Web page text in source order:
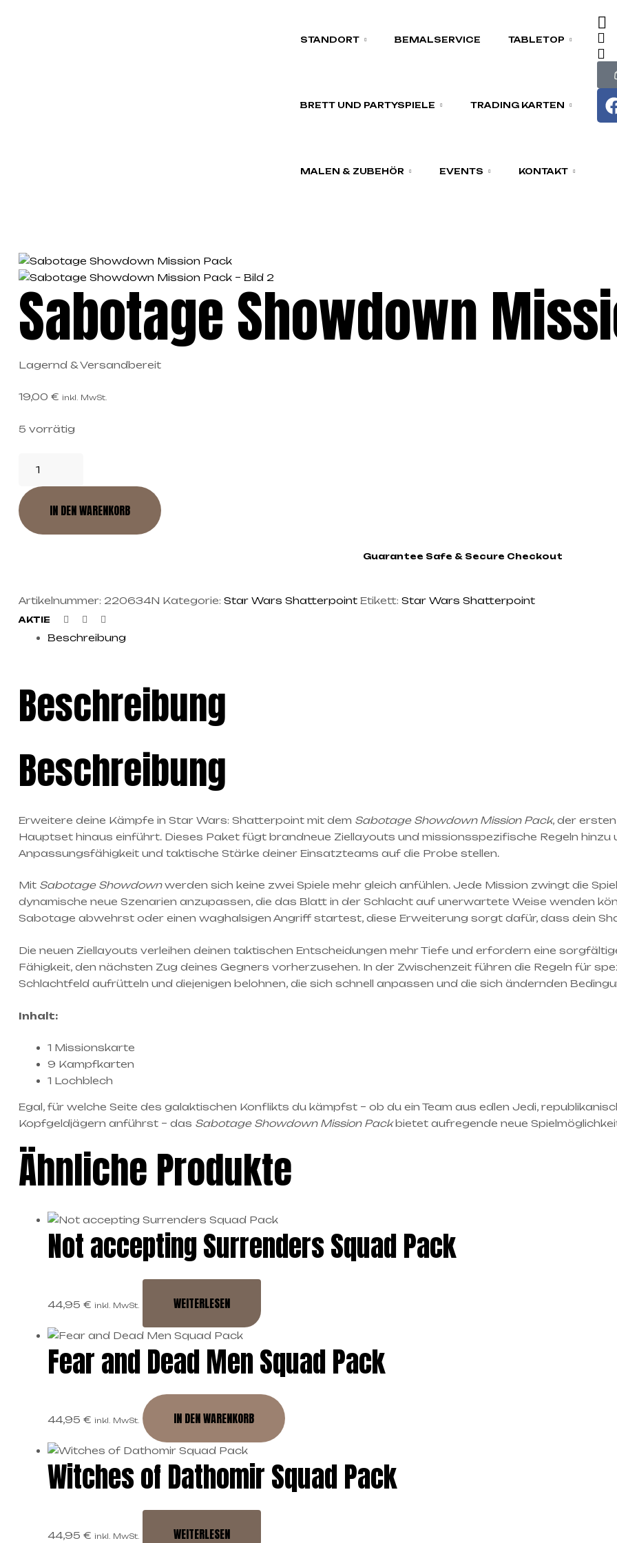
STANDORT BEMALSERVICE TABLETOP
BRETT UND PARTYSPIELE TRADING KARTEN
MALEN & ZUBEHÖR EVENTS KONTAKT
Sabotage Showdown
Lagernd & Versandbereit
19,00 € inkl. MwSt.
5 vorrätig
IN DEN WARENKORB
Guarantee Safe & Secure Checkout
Artikelnummer: 220634N Kategorie: Star Wars Shatterpoint Etikett: Star Wars Shatterpoint
AKTIE Facebook
Twitter
Beschreibung
Beschreibung
Beschreibung
Erweitere deine Kämpfe in Star Wars: Shatterpoint mit dem Sabotage Showdown Mission Pack, der
Hauptset hinaus einführt. Dieses Paket fügt brandneue Ziellayouts und missionsspezifische Regeln
Anpassungsfähigkeit und taktische Stärke deiner Einsatzteams auf die Probe stellen.
Mit Sabotage Showdownwerden sich keine zwei Spiele mehr gleich anfühlen. Jede Mission zwingt die
dynamische neue Szenarien anzupassen, die das Blatt in der Schlacht auf unerwartete Weise wenden
Sabotage abwehrst oder einen waghalsigen Angriff startest, diese Erweiterung sorgt dafür, dass dein
Die neuen Ziellayouts verleihen deinen taktischen Entscheidungen mehr Tiefe und erfordern eine
Fähigkeit, den nächsten Zug deines Gegners vorherzusehen. In der Zwischenzeit führen die Regeln für
Schlachtfeld aufrütteln und diejenigen belohnen, die sich schnell anpassen und die sich ändernden
Inhalt:
1 Missionskarte
9 Kampfkarten
1 Lochblech
Egal, für welche Seite des galaktischen Konflikts du kämpfst – ob du ein Team aus edlen Jedi,
Kopfgeldjägern anführst – das Sabotage Showdown Mission Packbietet aufregende neue
Ähnliche Produkte
Not accepting Surrenders Squad Pack
44,95 € inkl. MwSt. WEITERLESEN
Fear and Dead Men Squad Pack
44,95 € inkl. MwSt. IN DEN WARENKORB
Witches of Dathomir Squad Pack
44,95 € inkl. MwSt. WEITERLESEN